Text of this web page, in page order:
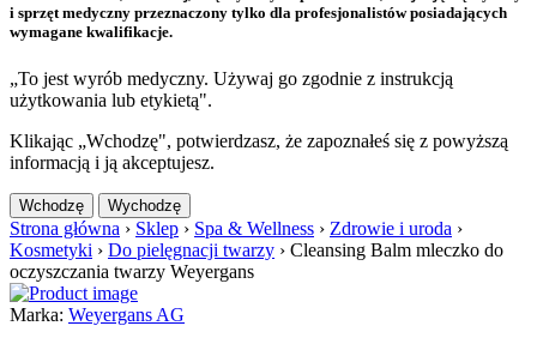
i sprzęt medyczny przeznaczony tylko dla profesjonalistów posiadających
wymagane kwalifikacje.
„To jest wyrób medyczny. Używaj go zgodnie z instrukcją
użytkowania lub etykietą".
Klikając „Wchodzę", potwierdzasz, że zapoznałeś się z powyższą
informacją i ją akceptujesz.
Wchodzę Wychodzę
Strona główna › Sklep › Spa & Wellness › Zdrowie i uroda ›
Kosmetyki › Do pielęgnacji twarzy › Cleansing Balm mleczko do
oczyszczania twarzy Weyergans
Marka: Weyergans AG